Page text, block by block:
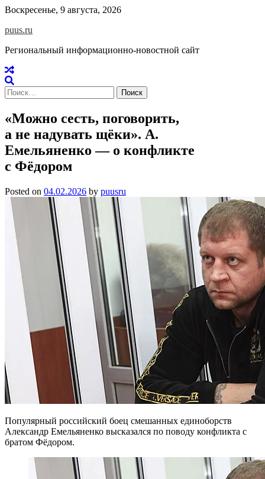
Skip
content
Воскресенье, 9 августа, 2026
puus.ru
Региональный информационно-новостной сайт
Найти:
«Можно сесть, поговорить,
а не надувать щёки». А.
Емельяненко — о конфликте
с Фёдором
Posted on 04.02.2026 by puusru
Популярный российский боец смешанных единоборств
Александр Емельяненко высказался по поводу конфликта с
братом Фёдором.